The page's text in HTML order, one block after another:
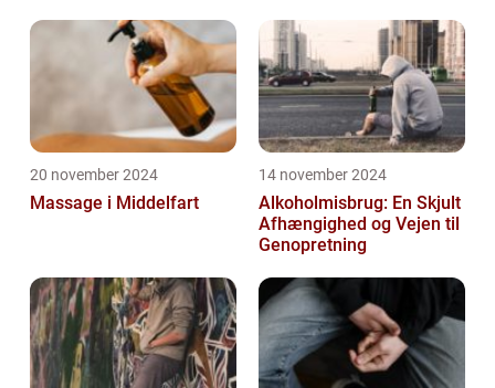
20 november 2024
Massage i Middelfart
14 november 2024
Alkoholmisbrug: En Skjult
Afhængighed og Vejen til
Genopretning